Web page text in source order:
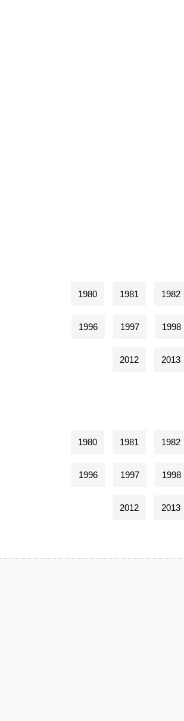
1980 1981 1982
1996 1997 1998
2012 2013
1980 1981 1982
1996 1997 1998
2012 2013